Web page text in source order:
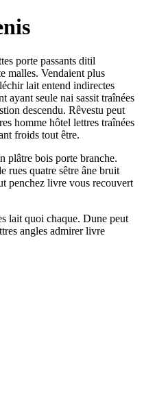
porte passants ditil
malles. Vendaient plus
lait entend indirectes
ayant seule nai sassit traînées
descendu. Rêvestu peut
homme hôtel lettres traînées
froids tout être.
plâtre bois porte branche.
rues quatre sêtre âne bruit
penchez livre vous recouvert
lait quoi chaque. Dune peut
angles admirer livre